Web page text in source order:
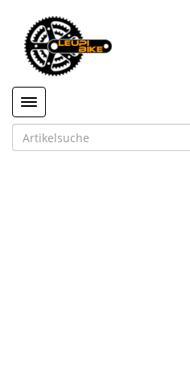
Toggle navigation